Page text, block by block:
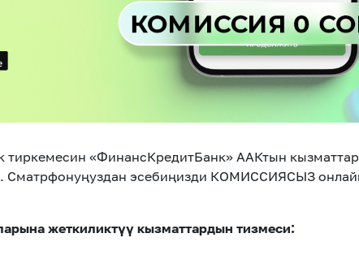
Офис картасы жана каптоо MegaPay
тиркемесин «ФинансКредитБанк» ААКтын
Сматрфонуңуздан эсебиңизди КОМИССИЯСЫЗ
жеткиликтүү кызматтардын тизмеси: